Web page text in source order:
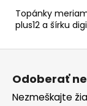
Topánky
plus12 a šírku
Z
Odoberať
Nezmeškajte